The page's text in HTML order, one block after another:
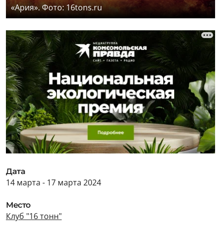
«Ария». Фото: 16tons.ru
Дата
14 марта - 17 марта 2024
Место
Клуб "16 тонн"